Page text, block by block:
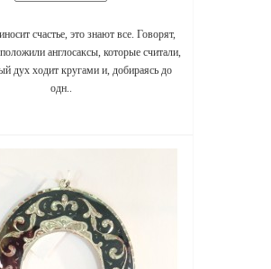
счастье, это знают все. Говорят,
англосаксы, которые считали,
дух ходит кругами и, добираясь до
одн..